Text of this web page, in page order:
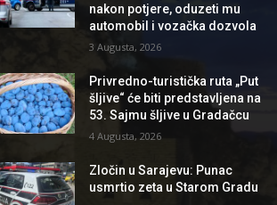
nakon potjere, oduzeti mu
automobil i vozačka dozvola
3 Augusta, 2026
Privredno-turistička ruta „Put
šljive“ će biti predstavljena na
53. Sajmu šljive u Gradačcu
4 Augusta, 2026
Zločin u Sarajevu: Punac
usmrtio zeta u Starom Gradu